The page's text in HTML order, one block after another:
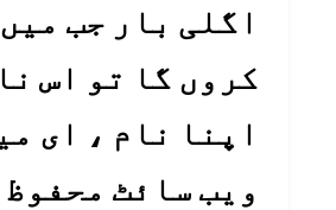
اگلی بار جب
کروں گا تو اس
اپنا نام ، ای
ویب سائٹ